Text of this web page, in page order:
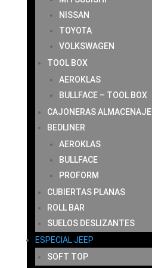
NISSAN
TOYOTA
VOLKSWAGEN
TOOL BOX
AEROKLAS
BULLFACE – TOOL BOX
CAJONERAS ALMACENAJE
BEDLINER
AEROKLAS
BULLFACE
PROFORM
CUBIERTAS PLANAS
ROLL BAR
SUELOS DESLIZANTES
ESPECIAL JEEP
SOFT TOP